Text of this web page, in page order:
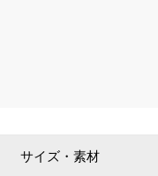
サイズ・素材